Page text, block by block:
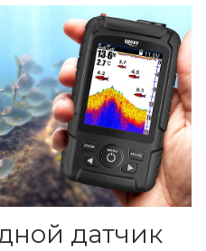
датчик